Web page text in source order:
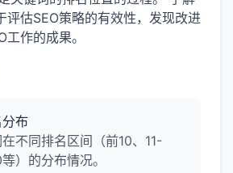
评估SEO策略的有效性，发现改进
作的成果。
布
不同排名区间（前10、11-
）的分布情况。